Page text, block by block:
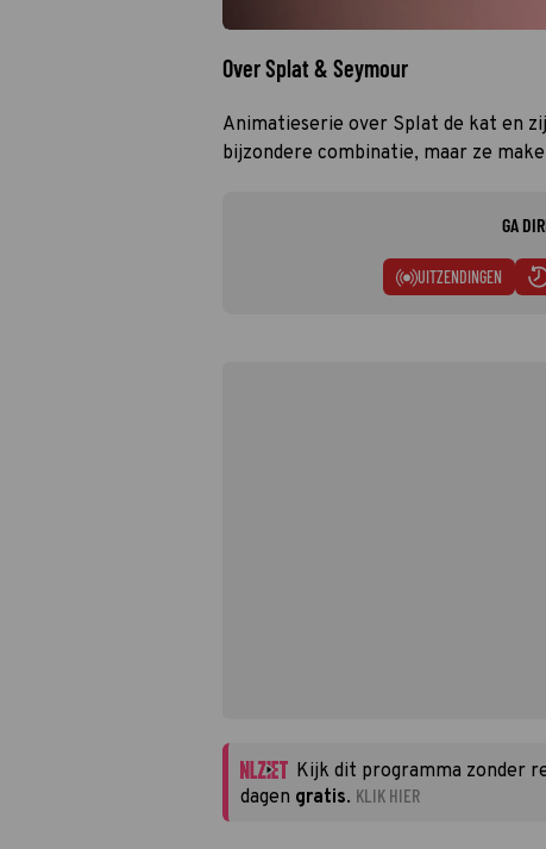
Over Splat & Seymour
Animatieserie over Splat de kat en
bijzondere combinatie, maar ze
GA
UITZENDINGEN
Kijk dit programma zonder
dagen gratis. KLIK HIER